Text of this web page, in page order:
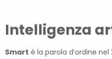
Intelligenza
Smart è la parola d’ordine